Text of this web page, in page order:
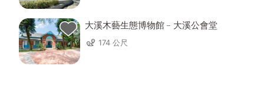
大溪木藝生態博物館﹣大溪公會堂
174 公尺